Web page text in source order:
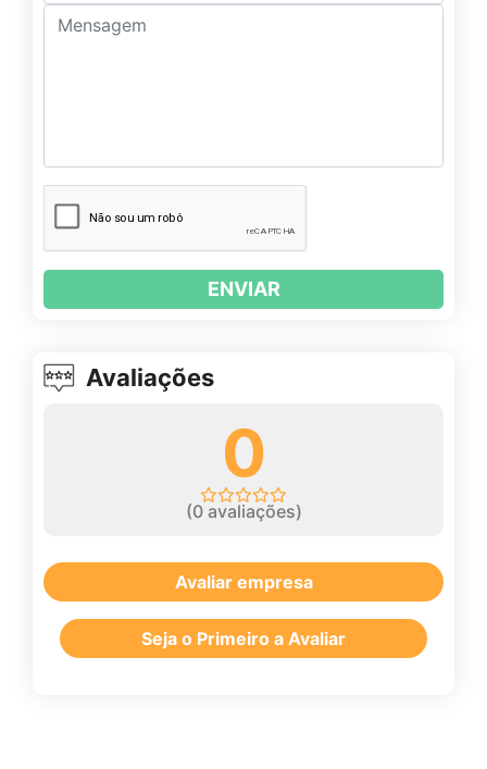
ENVIAR
Avaliações
0
(0avaliações)
Avaliar empresa
Seja o Primeiro a Avaliar